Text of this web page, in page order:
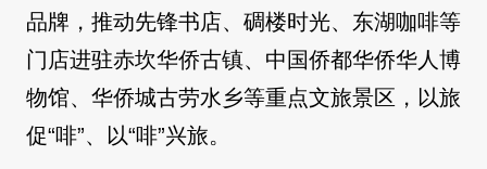
品牌，推动先锋书店、碉楼时光、东湖咖啡等
门店进驻赤坎华侨古镇、中国侨都华侨华人博
物馆、华侨城古劳水乡等重点文旅景区，以旅
促“啡”、以“啡”兴旅。